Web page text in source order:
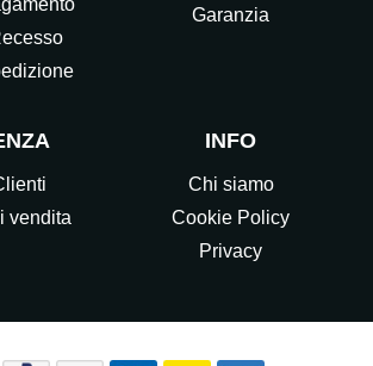
Garanzia
vendita
INFO
Chi siamo
Cookie Policy
Privacy